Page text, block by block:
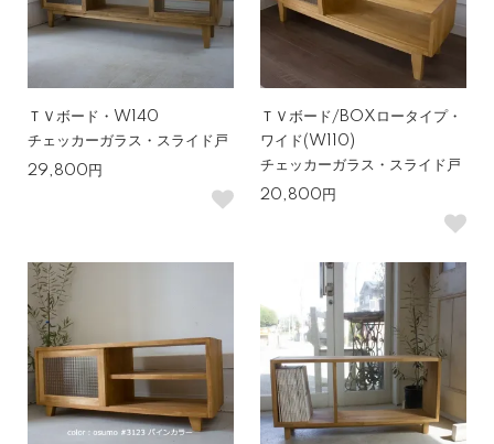
ＴＶボード・W140
チェッカーガラス・スライド戸
29,800円
ＴＶボード/BOXロータイプ・
ワイド(W110)
チェッカーガラス・スライド戸
20,800円